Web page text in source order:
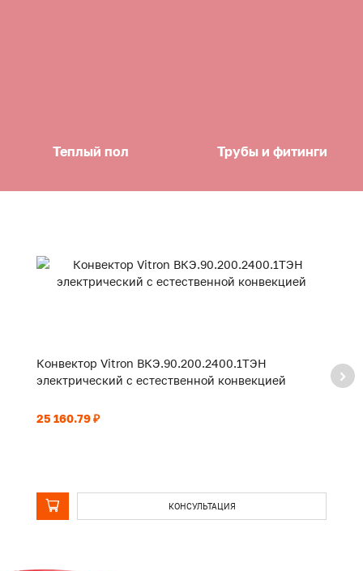
Теплый пол Трубы и фитинги
Конвектор Vitron ВКЭ.90.200.2400.1ТЭН
электрический с естественной конвекцией
25 160.79 ₽
КОНСУЛЬТАЦИЯ